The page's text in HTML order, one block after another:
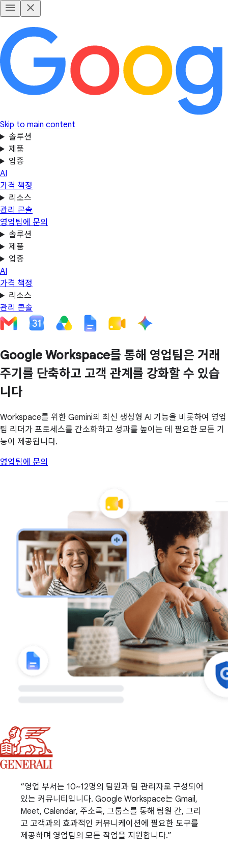
Skip to main content
솔루션
제품
업종
AI
가격 책정
리소스
관리 콘솔
영업팀에 문의
솔루션
제품
업종
AI
가격 책정
리소스
관리 콘솔
Google Workspace를 통해 영업팀은 거래
주기를 단축하고 고객 관계를 강화할 수 있습
니다
Workspace를 위한 Gemini의 최신 생성형 AI 기능을 비롯하여 영업
팀 리더가 프로세스를 간소화하고 성과를 높이는 데 필요한 모든 기
능이 제공됩니다.
영업팀에 문의
영업 부서는 10~12명의 팀원과 팀 관리자로 구성되어
있는 커뮤니티입니다. Google Workspace는 Gmail,
Meet, Calendar, 주소록, 그룹스를 통해 팀원 간, 그리
고 고객과의 효과적인 커뮤니케이션에 필요한 도구를
제공하며 영업팀의 모든 작업을 지원합니다.